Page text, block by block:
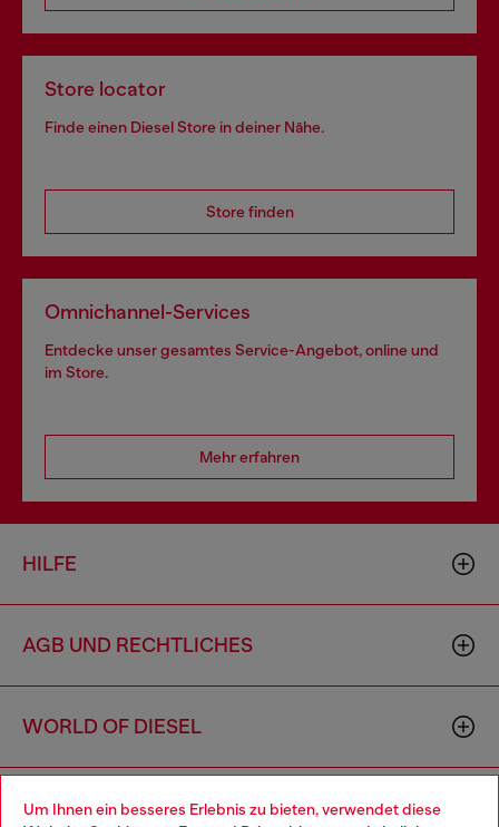
Um Ihnen ein besseres Erlebnis zu bieten, verwendet diese
Store locator
Finde einen Diesel Store in deiner Nähe.
Store finden
Omnichannel-Services
Entdecke unser gesamtes Service-Angebot, online und
im Store.
Mehr erfahren
HILFE
AGB UND RECHTLICHES
WORLD OF DIESEL
CORPORATE